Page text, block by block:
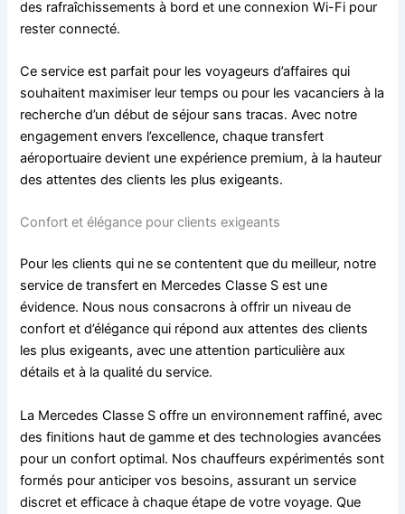
des rafraîchissements à bord et une connexion Wi-Fi pour
rester connecté.
Ce service est parfait pour les voyageurs d’affaires qui
souhaitent maximiser leur temps ou pour les vacanciers à la
recherche d’un début de séjour sans tracas. Avec notre
engagement envers l’excellence, chaque transfert
aéroportuaire devient une expérience premium, à la hauteur
des attentes des clients les plus exigeants.
Confort et élégance pour clients exigeants
Pour les clients qui ne se contentent que du meilleur, notre
service de transfert en Mercedes Classe S est une
évidence. Nous nous consacrons à offrir un niveau de
confort et d’élégance qui répond aux attentes des clients
les plus exigeants, avec une attention particulière aux
détails et à la qualité du service.
La Mercedes Classe S offre un environnement raffiné, avec
des finitions haut de gamme et des technologies avancées
pour un confort optimal. Nos chauffeurs expérimentés sont
formés pour anticiper vos besoins, assurant un service
discret et efficace à chaque étape de votre voyage. Que